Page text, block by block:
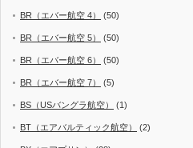
BR（エバー航空 4） (50)
BR（エバー航空 5） (50)
BR（エバー航空 6） (50)
BR（エバー航空 7） (5)
BS（USバングラ航空） (1)
BT（エアバルティック航空） (2)